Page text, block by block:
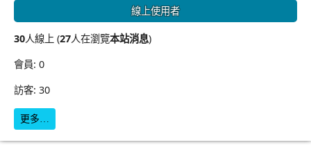
線上使用者
30人線上 (27人在瀏覽本站消息)
會員: 0
訪客: 30
更多…